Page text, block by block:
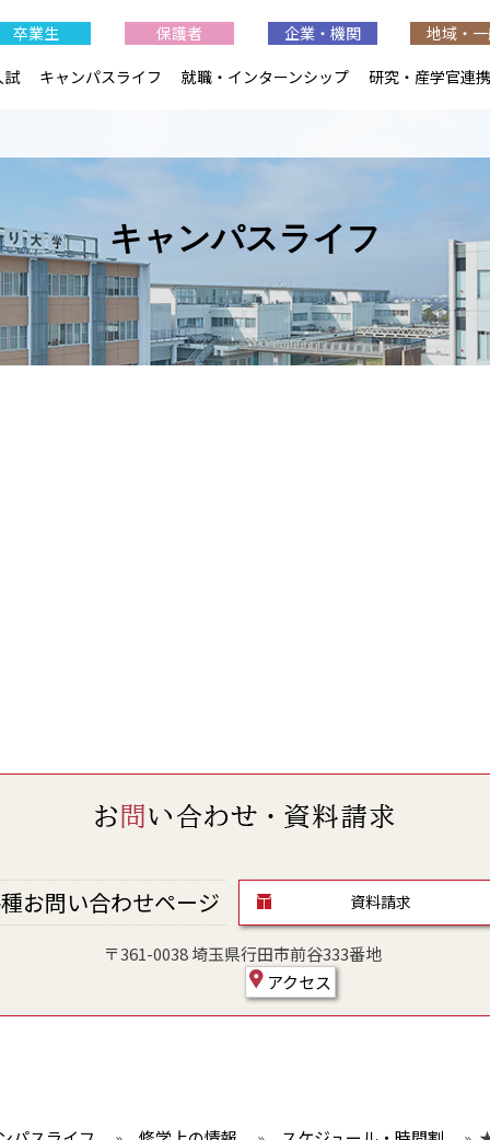
キャンパスライフ
お問い合わせページ 資料請求
〒361-0038 埼玉県行田市前谷333番地
アクセス
卒業生 保護者 企業・機関
地域・
試
キャンパスライフ 就職・インターンシップ 研究・産学官連携